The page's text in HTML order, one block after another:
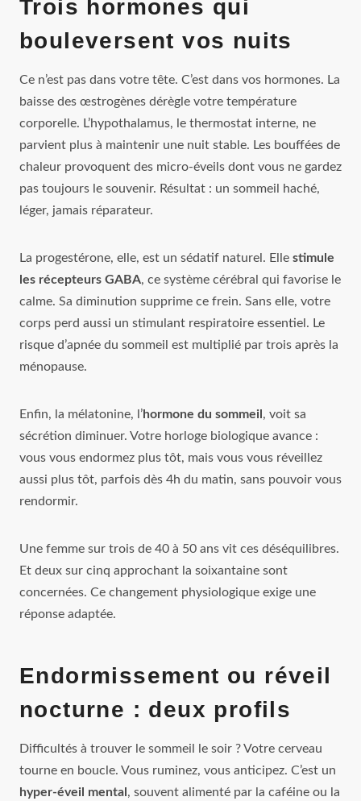
Trois hormones qui
bouleversent vos nuits
Ce n’est pas dans votre tête. C’est dans vos hormones. La
baisse des œstrogènes dérègle votre température
corporelle. L’hypothalamus, le thermostat interne, ne
parvient plus à maintenir une nuit stable. Les bouffées de
chaleur provoquent des micro-éveils dont vous ne gardez
pas toujours le souvenir. Résultat : un sommeil haché,
léger, jamais réparateur.
La progestérone, elle, est un sédatif naturel. Elle stimule
les récepteurs GABA, ce système cérébral qui favorise le
calme. Sa diminution supprime ce frein. Sans elle, votre
corps perd aussi un stimulant respiratoire essentiel. Le
risque d’apnée du sommeil est multiplié par trois après la
ménopause.
Enfin, la mélatonine, l’hormone du sommeil , voit sa
sécrétion diminuer. Votre horloge biologique avance :
vous vous endormez plus tôt, mais vous vous réveillez
aussi plus tôt, parfois dès 4h du matin, sans pouvoir vous
rendormir.
Une femme sur trois de 40 à 50 ans vit ces déséquilibres.
Et deux sur cinq approchant la soixantaine sont
concernées. Ce changement physiologique exige une
réponse adaptée.
Endormissement ou réveil
nocturne : deux profils
Difficultés à trouver le sommeil le soir ? Votre cerveau
tourne en boucle. Vous ruminez, vous anticipez. C’est un
hyper-éveil mental , souvent alimenté par la caféine ou la